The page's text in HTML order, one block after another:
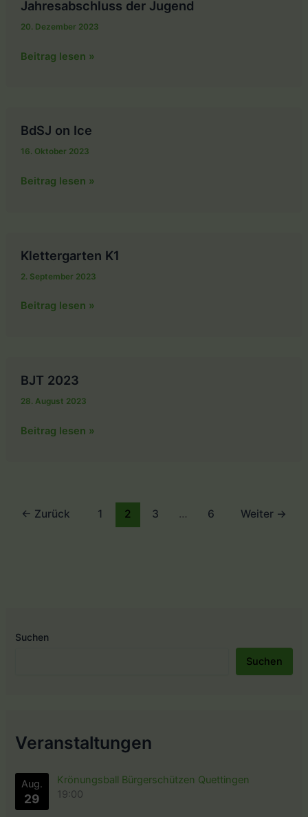
Jahresabschluss der Jugend
20. Dezember 2023
Jahresabschluss
Beitrag lesen »
BdSJ on Ice
16. Oktober 2023
BdSJ
Beitrag lesen »
Klettergarten K1
2. September 2023
Klettergarten
Beitrag lesen »
BJT 2023
28. August 2023
BJT
Beitrag lesen »
← Zurück 1 2 3 … 6 Weiter →
Suchen
Suchen
Veranstaltungen
Aug.
29
Krönungsball Bürgerschützen Quettingen
19:00